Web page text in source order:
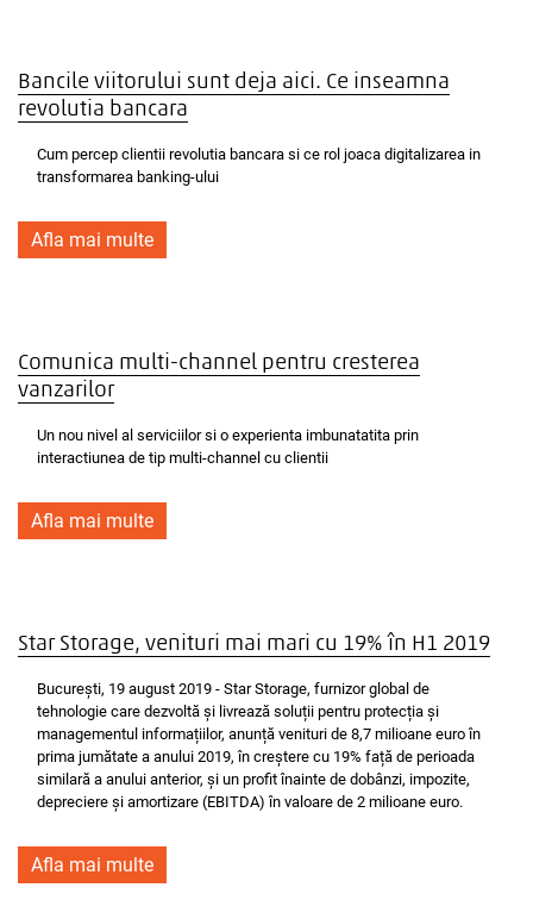
Bancile viitorului sunt deja aici. Ce inseamna
revolutia bancara
Cum percep clientii revolutia bancara si ce rol joaca digitalizarea in
transformarea banking-ului
Afla mai multe
Comunica multi-channel pentru cresterea
vanzarilor
Un nou nivel al serviciilor si o experienta imbunatatita prin
interactiunea de tip multi-channel cu clientii
Afla mai multe
Star Storage, venituri mai mari cu 19% în H1 2019
București, 19 august 2019 - Star Storage, furnizor global de
tehnologie care dezvoltă și livrează soluții pentru protecția și
managementul informațiilor, anunță venituri de 8,7 milioane euro în
prima jumătate a anului 2019, în creștere cu 19% față de perioada
similară a anului anterior, și un profit înainte de dobânzi, impozite,
depreciere și amortizare (EBITDA) în valoare de 2 milioane euro.
Afla mai multe